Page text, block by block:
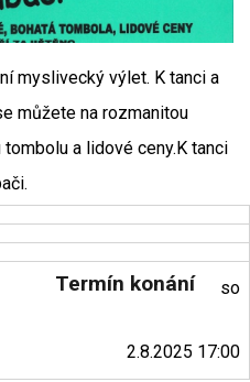
myslivecký výlet. K tanci a
můžete na rozmanitou
a lidové ceny.K tanci
Termín konání so
2.8.2025 17:00